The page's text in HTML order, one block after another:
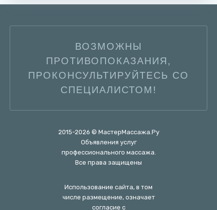
ВОЗМОЖНЫ
ПРОТИВОПОКАЗАНИЯ,
ПРОКОНСУЛЬТИРУЙТЕСЬ СО
СПЕЦИАЛИСТОМ!
2015-2026 © МастерМассажа.Ру
Объявления услуг
профессионального массажа.
Все права защищены
Использование сайта, в том
числе размещение, означает
согласие с